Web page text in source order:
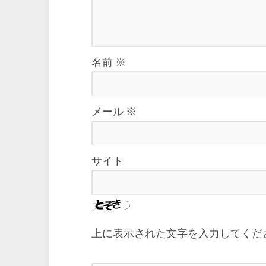
名前 ※
メール ※
サイト
上に表示された文字を入力してくだ